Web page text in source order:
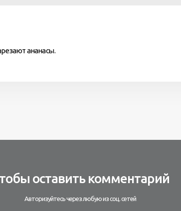
ананасы.
оставить комментарий
Авторизуйтесь через любую из соц. сетей